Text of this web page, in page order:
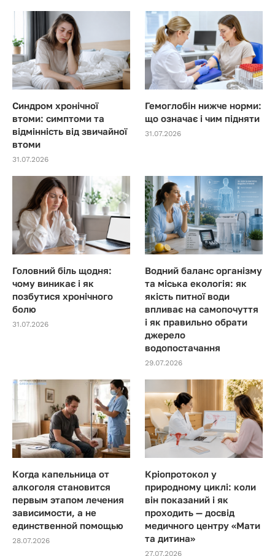
Синдром хронічної
втоми: симптоми та
відмінність від звичайної
втоми
31.07.2026
Гемоглобін нижче норми:
що означає і чим підняти
31.07.2026
Головний біль щодня:
чому виникає і як
позбутися хронічного
болю
31.07.2026
Водний баланс організму
та міська екологія: як
якість питної води
впливає на самопочуття
і як правильно обрати
джерело
водопостачання
29.07.2026
Когда капельница от
алкоголя становится
первым этапом лечения
зависимости, а не
единственной помощью
28.07.2026
Кріопротокол у
природному циклі: коли
він показаний і як
проходить — досвід
медичного центру «Мати
та дитина»
27.07.2026